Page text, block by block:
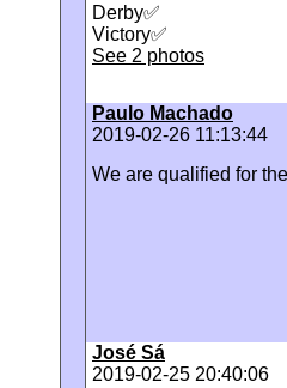
Derby✅
Victory✅
See 2 photos
Paulo Machado
2019-02-26 11:13:44
We are qualified for
José Sá
2019-02-25 20:40:06